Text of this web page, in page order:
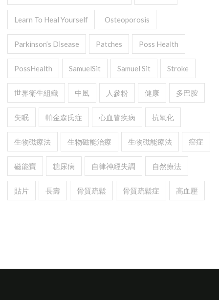
Learn To Heal Yourself Osteoporosis
Parkinson’s Disease Patches Poss Health
PossHealth SamuelSit Samuel Sit Stroke
世界衛生組織 中風 人參粉 健康 多巴胺
失眠 帕金森氏症 心血管疾病 抗氧化
生物磁療法 生物磁能治療 生物磁能療法 癌症
磁能寶 糖尿病 自律神經失調 自然療法
貼片 長壽 骨質疏鬆 骨質疏鬆症 高血壓